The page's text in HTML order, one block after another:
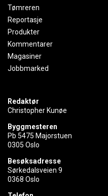
Tømreren
Reportasje
Produkter
Kommentarer
Magasiner
Jobbmarked
Redaktør
Christopher Kunøe
Byggmesteren
Pb 5475 Majorstuen
0305 Oslo
Besøksadresse
Sørkedalsveien 9
0368 Oslo